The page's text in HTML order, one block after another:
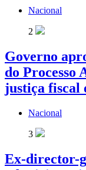
Nacional
2
Governo
do Processo
justiça fiscal
Nacional
3
Ex-director-